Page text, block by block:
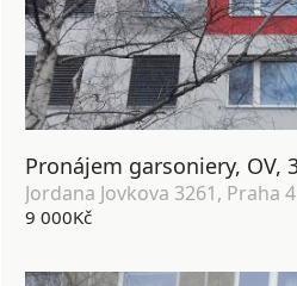
Jordana Jovkova 3261, Praha 4
9 000Kč